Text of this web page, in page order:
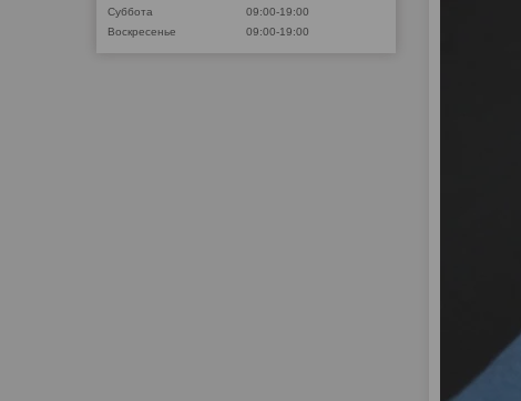
Суббота
09:00-19:00
Воскресенье
09:00-19:00